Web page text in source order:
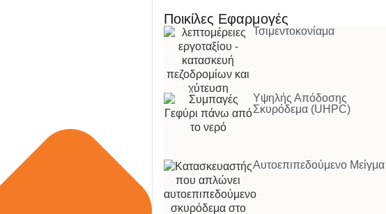
Ποικίλες Εφαρμογές
Τσιμεντοκονίαμα
Υψηλής Απόδοσης
Σκυρόδεμα (UHPC)
Αυτοεπιπεδούμενο Μείγμα